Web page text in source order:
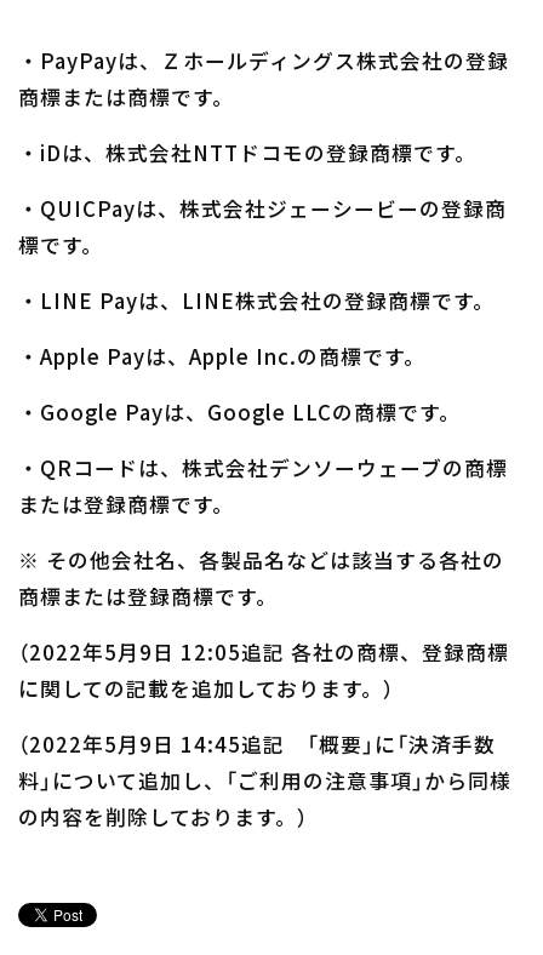
・PayPayは、Ｚホールディングス株式会社の登録
商標または商標です。
・iDは、株式会社NTTドコモの登録商標です。
・QUICPayは、株式会社ジェーシービーの登録商
標です。
・LINE Payは、LINE株式会社の登録商標です。
・Apple Payは、Apple Inc.の商標です。
・Google Payは、Google LLCの商標です。
・QRコードは、株式会社デンソーウェーブの商標
または登録商標です。
※ その他会社名、各製品名などは該当する各社の
商標または登録商標です。
（2022年5月9日 12:05追記 各社の商標、登録商標
に関しての記載を追加しております。）
（2022年5月9日 14:45追記 「概要」に「決済手数
料」について追加し、「ご利用の注意事項」から同様
の内容を削除しております。）